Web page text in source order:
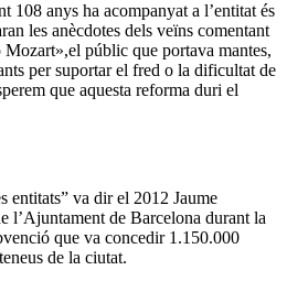
108 anys ha acompanyat a l’entitat és
les anècdotes dels veïns comentant
Mozart»,el públic que portava mantes,
per suportar el fred o la dificultat de
que aquesta reforma duri el
entitats” va dir el 2012 Jaume
l’Ajuntament de Barcelona durant la
que va concedir 1.150.000
de la ciutat.